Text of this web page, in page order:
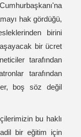
hak gördüğü,
birini
bir ücret
tarafından
tarafından
boş söz değil
bu haklı
bir eğitim için